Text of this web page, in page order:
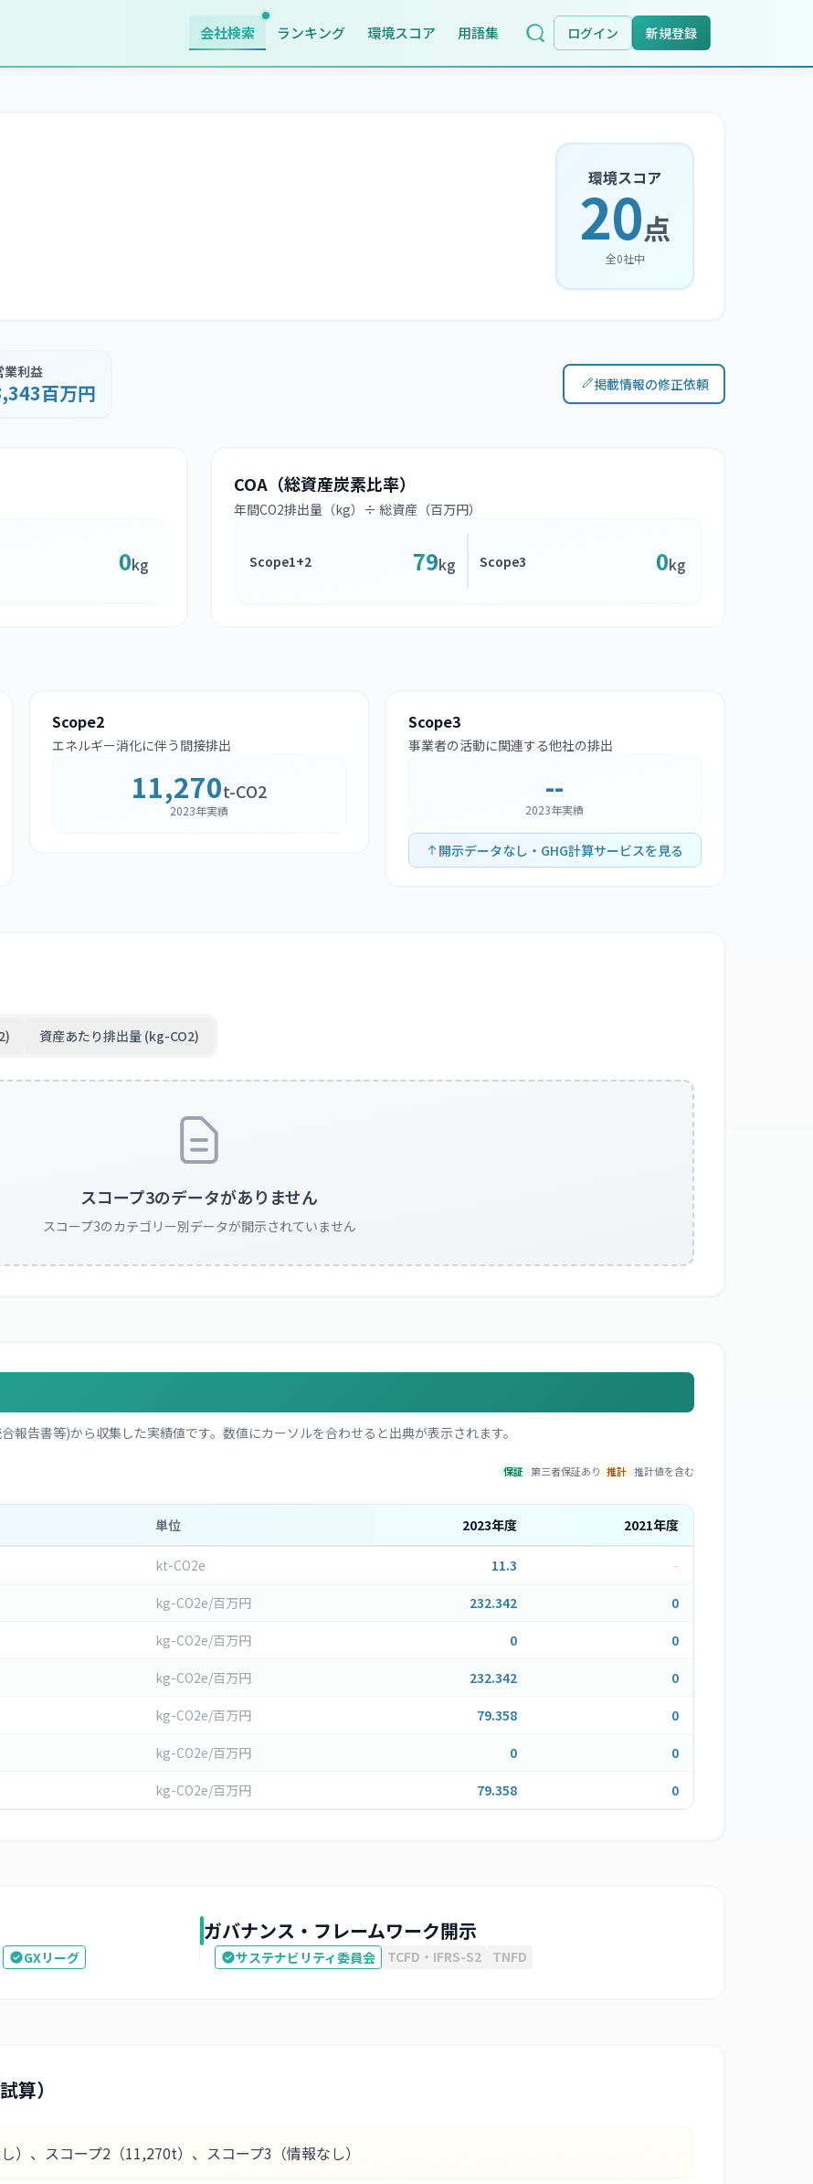
会社検索 ランキング 環境スコア 用語集 ログイン 新規登録
環境スコア
20点
全0社中
業利益
百万円 掲載情報の修正依頼
0kg
COA（総資産炭素比率）
年間CO2排出量（kg）÷ 総資産（百万円）
Scope1+2 79kg Scope3 0kg
Scope2
エネルギー消化に伴う間接排出
11,270t-CO2
2023年実績
Scope3
事業者の活動に関連する他社の排出
--
2023年実績
開示データなし・GHG計算サービスを見る
資産あたり排出量 (kg-CO2)
スコープ3のデータがありません
スコープ3のカテゴリー別データが開示されていません
報告書等)から収集した実績値です。数値にカーソルを合わせると出典が表示されます。
保証 第三者保証あり 推計 推計値を含む
単位 2023年度 2021年度
kt-CO2e 11.3 -
kg-CO2e/百万円 232.342 0
kg-CO2e/百万円 0 0
kg-CO2e/百万円 232.342 0
kg-CO2e/百万円 79.358 0
kg-CO2e/百万円 0 0
kg-CO2e/百万円 79.358 0
GXリーグ
ガバナンス・フレームワーク開示
サステナビリティ委員会 TCFD・IFRS-S2 TNFD
算）
） 、スコープ2 （11,270t） 、スコープ3 （情報なし）